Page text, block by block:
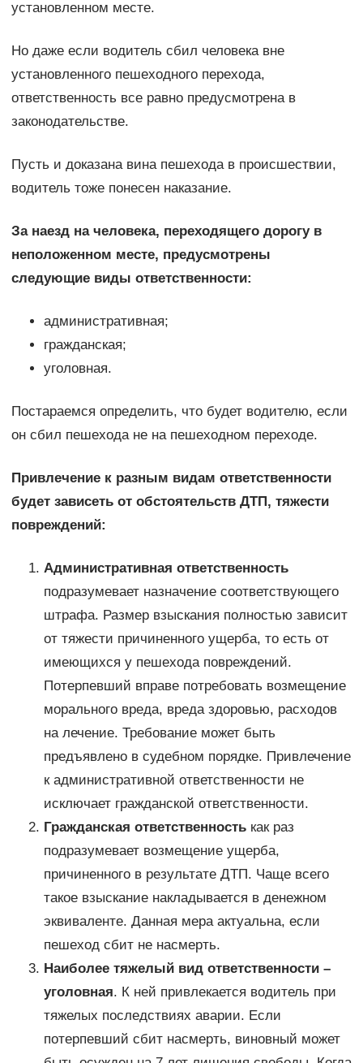
установленном месте.
Но даже если водитель сбил человека вне
установленного пешеходного перехода,
ответственность все равно предусмотрена в
законодательстве.
Пусть и доказана вина пешехода в происшествии,
водитель тоже понесен наказание.
За наезд на человека, переходящего дорогу в
неположенном месте, предусмотрены
следующие виды ответственности:
административная;
гражданская;
уголовная.
Постараемся определить, что будет водителю, если
он сбил пешехода не на пешеходном переходе.
Привлечение к разным видам ответственности
будет зависеть от обстоятельств ДТП, тяжести
повреждений:
Административная ответственность
подразумевает назначение соответствующего
штрафа. Размер взыскания полностью зависит
от тяжести причиненного ущерба, то есть от
имеющихся у пешехода повреждений.
Потерпевший вправе потребовать возмещение
морального вреда, вреда здоровью, расходов
на лечение. Требование может быть
предъявлено в судебном порядке. Привлечение
к административной ответственности не
исключает гражданской ответственности.
Гражданская ответственностькак раз
подразумевает возмещение ущерба,
причиненного в результате ДТП. Чаще всего
такое взыскание накладывается в денежном
эквиваленте. Данная мера актуальна, если
пешеход сбит не насмерть.
Наиболее тяжелый вид ответственности –
уголовная. К ней привлекается водитель при
тяжелых последствиях аварии. Если
потерпевший сбит насмерть, виновный может